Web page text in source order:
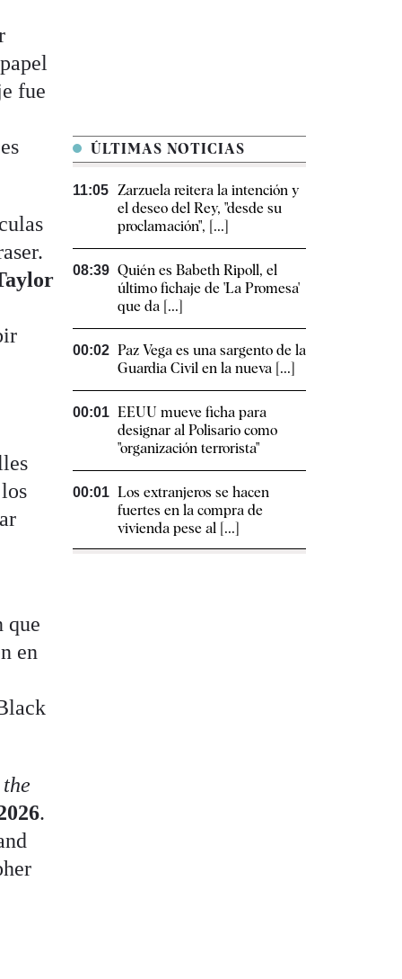
fue
que
en
.
ÚLTIMAS NOTICIAS
11:05 Zarzuela reitera la intención y
el deseo del Rey, "desde su
proclamación", [...]
08:39 Quién es Babeth Ripoll, el
último fichaje de 'La Promesa'
que da [...]
00:02 Paz Vega es una sargento de la
Guardia Civil en la nueva [...]
00:01 EEUU mueve ficha para
designar al Polisario como
"organización terrorista"
00:01 Los extranjeros se hacen
fuertes en la compra de
vivienda pese al [...]